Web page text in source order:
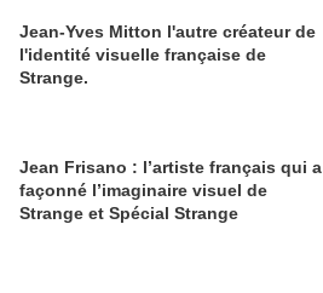
Jean-Yves Mitton l'autre créateur de
l'identité visuelle française de
Strange.
Jean Frisano : l’artiste français qui a
façonné l’imaginaire visuel de
Strange et Spécial Strange